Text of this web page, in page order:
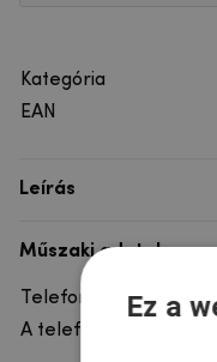
Kategória
EAN
Leírás
Műszaki adatok
Telefon márka
A telefonmodellhez
Ez a